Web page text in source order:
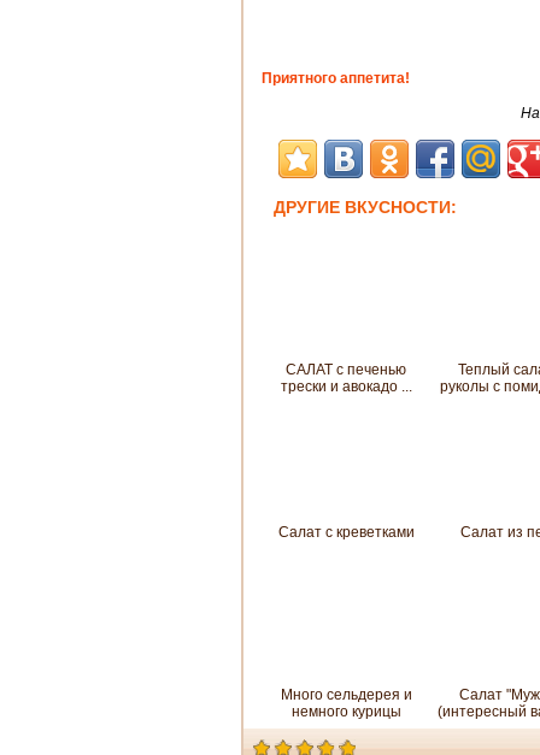
Приятного аппетита!
ДРУГИЕ ВКУСНОСТИ:
САЛАТ с печенью
трески и авокадо ...
Теплый
руколы с
Салат с креветками Салат из
Много сельдерея и
немного курицы
Салат
(интересный